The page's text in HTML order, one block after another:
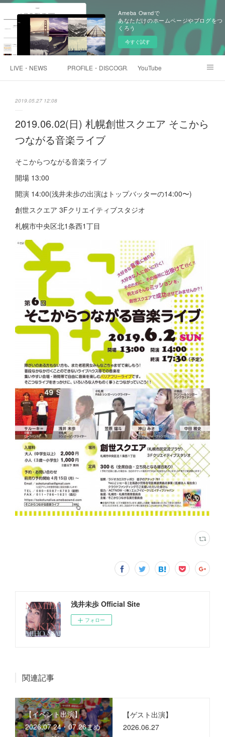
Ameba Owndで
あなただけのホームページやブログをつ
くろう
今すぐ試す
LIVE・NEWS PROFILE・DISCOGRAPHTYYouTube
2019.05.27 12:08
2019.06.02(日) 札幌創世スクエア そこから
つながる音楽ライブ
そこからつながる音楽ライブ
開場 13:00
開演 14:00(浅井未歩の出演はトップバッターの14:00〜)
創世スクエア 3Fクリエイティブスタジオ
札幌市中央区北1条西1丁目
浅井未歩 Official Site
フォロー
関連記事
【イベント出演】
2026.07.24・07.26まめ
【ゲスト出演】
2026.06.27